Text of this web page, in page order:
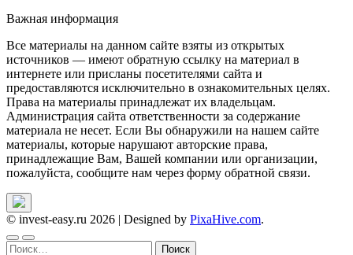
Важная информация
Все материалы на данном сайте взяты из открытых
источников — имеют обратную ссылку на материал в
интернете или присланы посетителями сайта и
предоставляются исключительно в ознакомительных целях.
Права на материалы принадлежат их владельцам.
Администрация сайта ответственности за содержание
материала не несет. Если Вы обнаружили на нашем сайте
материалы, которые нарушают авторские права,
принадлежащие Вам, Вашей компании или организации,
пожалуйста, сообщите нам через форму обратной связи.
© invest-easy.ru 2026 | Designed by PixaHive.com.
Найти: